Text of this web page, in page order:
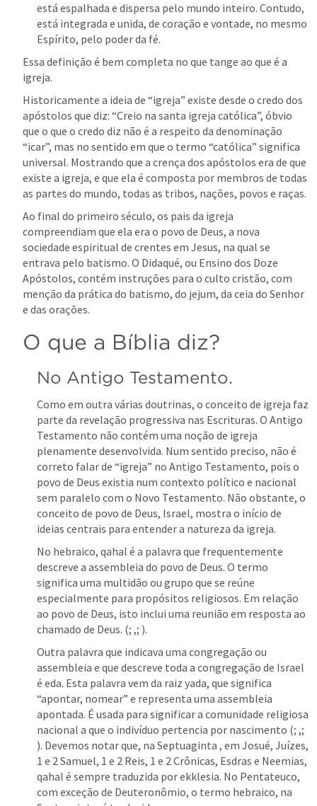
está espalhada e dispersa pelo mundo inteiro. Contudo,
está integrada e unida, de coração e vontade, no mesmo
Espírito, pelo poder da fé.
Essa definição é bem completa no que tange ao que é a
igreja.
Historicamente a ideia de “igreja” existe desde o credo dos
apóstolos que diz: “Creio na santa igreja católica”, óbvio
que o que o credo diz não é a respeito da denominação
“icar”, mas no sentido em que o termo “católica” significa
universal. Mostrando que a crença dos apóstolos era de que
existe a igreja, e que ela é composta por membros de todas
as partes do mundo, todas as tribos, nações, povos e raças.
Ao final do primeiro século, os pais da igreja
compreendiam que ela era o povo de Deus, a nova
sociedade espiritual de crentes em Jesus, na qual se
entrava pelo batismo. O Didaqué, ou Ensino dos Doze
Apóstolos, contém instruções para o culto cristão, com
menção da prática do batismo, do jejum, da ceia do Senhor
e das orações.
O que a Bíblia diz?
No Antigo Testamento.
Como em outra várias doutrinas, o conceito de igreja faz
parte da revelação progressiva nas Escrituras. O Antigo
Testamento não contém uma noção de igreja
plenamente desenvolvida. Num sentido preciso, não é
correto falar de “igreja” no Antigo Testamento, pois o
povo de Deus existia num contexto político e nacional
sem paralelo com o Novo Testamento. Não obstante, o
conceito de povo de Deus, Israel, mostra o início de
ideias centrais para entender a natureza da igreja.
No hebraico, qahal é a palavra que frequentemente
descreve a assembleia do povo de Deus. O termo
significa uma multidão ou grupo que se reúne
especialmente para propósitos religiosos. Em relação
ao povo de Deus, isto inclui uma reunião em resposta ao
chamado de Deus. (; ,; ).
Outra palavra que indicava uma congregação ou
assembleia e que descreve toda a congregação de Israel
é eda. Esta palavra vem da raiz yada, que significa
“apontar, nomear” e representa uma assembleia
apontada. É usada para significar a comunidade religiosa
nacional a que o indivíduo pertencia por nascimento (; ,
). Devemos notar que, na Septuaginta , em Josué, Juízes,
1 e 2 Samuel, 1 e 2 Reis, 1 e 2 Crônicas, Esdras e Neemias,
qahal é sempre traduzida por ekklesia. No Pentateuco,
com exceção de Deuteronômio, o termo hebraico, na